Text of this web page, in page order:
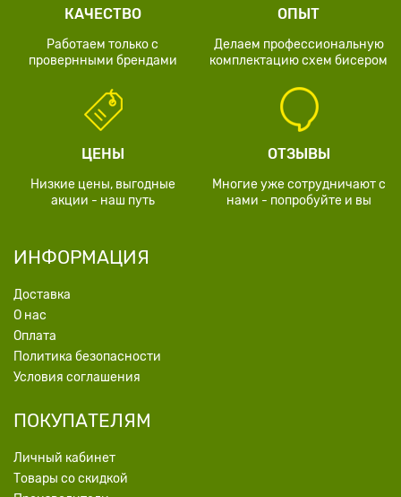
КАЧЕСТВО
Работаем только с
провернными брендами
ОПЫТ
Делаем профессиональную
комплектацию схем бисером
ЦЕНЫ
Низкие цены, выгодные
акции - наш путь
ОТЗЫВЫ
Многие уже сотрудничают с
нами - попробуйте и вы
ИНФОРМАЦИЯ
Доставка
О нас
Оплата
Политика безопасности
Условия соглашения
ПОКУПАТЕЛЯМ
Личный кабинет
Товары со скидкой